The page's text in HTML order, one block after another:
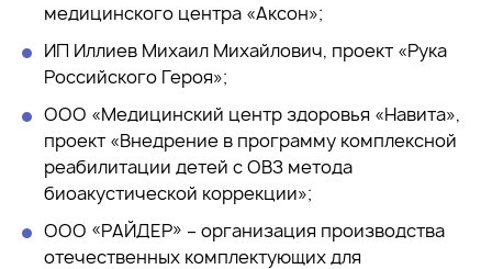
медицинского центра «Аксон»;
ИП Иллиев Михаил Михайлович, проект «Рука
Российского Героя»;
ООО «Медицинский центр здоровья «Навита»,
проект «Внедрение в программу комплексной
реабилитации детей с ОВЗ метода
биоакустической коррекции»;
ООО «РАЙДЕР» – организация производства
отечественных комплектующих для